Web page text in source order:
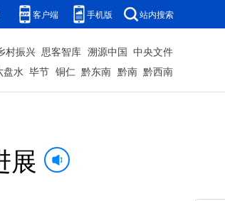
客户端 手机版 站内搜索
村振兴 思客智库 溯源中国 中央文件
盘水 毕节 铜仁 黔东南 黔南 黔西南
展